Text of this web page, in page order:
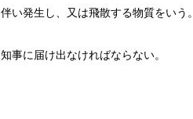
い発生し、又は飛散する物質をいう。
事に届け出なければならない。